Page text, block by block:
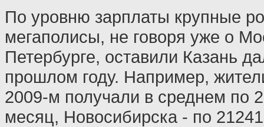
По уровню зарплаты крупные
мегаполисы, не говоря уже о
Петербурге, оставили Казань
прошлом году. Например,
2009-м получали в среднем по
месяц, Новосибирска - по